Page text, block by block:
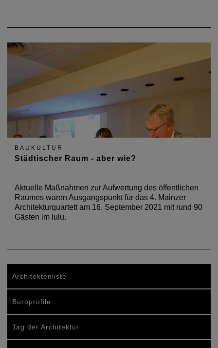
BAUKULTUR
Städtischer Raum - aber wie?
Aktuelle Maßnahmen zur Aufwertung des öffentlichen
Raumes waren Ausgangspunkt für das 4. Mainzer
Architekturquartett am 16. September 2021 mit rund 90
Gästen im lulu.
Architektenliste
Büroprofile
Tag der Architektur